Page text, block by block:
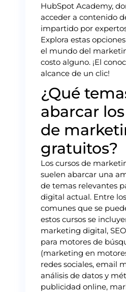
HubSpot Academy,
acceder a contenido
impartido por
Explora estas
el mundo del
costo alguno. ¡El
alcance de un clic!
¿Qué
abarcar
de
gratuitos?
Los cursos de
suelen abarcar una
de temas relevantes
digital actual. Entre
comunes que se
estos cursos se
marketing digital,
para motores de
(marketing en
redes sociales, email
análisis de datos y
publicidad online,